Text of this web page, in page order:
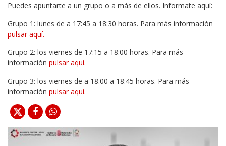
Puedes apuntarte a un grupo o a más de ellos. Informate aquí:
Grupo 1: lunes de a 17:45 a 18:30 horas. Para más información
pulsar aquí.
Grupo 2: los viernes de 17:15 a 18:00 horas. Para más
información pulsar aquí.
Grupo 3: los viernes de a 18.00 a 18:45 horas. Para más
información pulsar aquí.